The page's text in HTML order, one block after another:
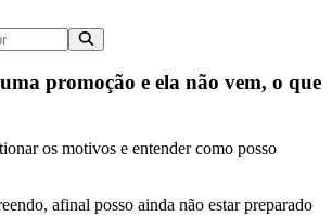
uma promoção e ela não vem, o que
os motivos e entender como posso
afinal posso ainda não estar preparado